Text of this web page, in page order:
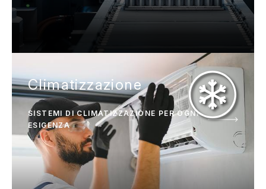
Climatizzazione
SISTEMI DI CLIMATIZZAZIONE PER OGNI
ESIGENZA